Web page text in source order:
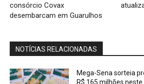
consórcio Covax
desembarcam em Guarulhos
NOTÍCIAS RELACIONADAS
Mega-Sena sorteia
R$ 165 milhões